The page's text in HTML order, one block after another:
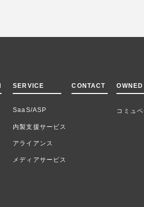
SERVICE
SaaS/ASP
内製支援サービス
アライアンス
メディアサービス
CONTACT
コミュ